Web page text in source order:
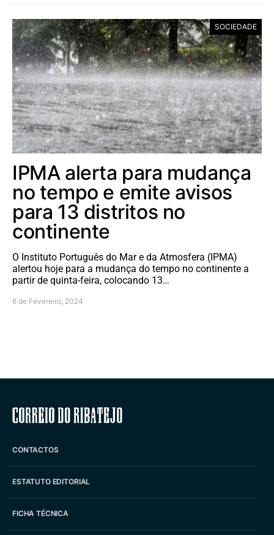
SOCIEDADE
IPMA alerta para mudança
no tempo e emite avisos
para 13 distritos no
continente
O Instituto Português do Mar e da Atmosfera (IPMA)
alertou hoje para a mudança do tempo no continente a
partir de quinta-feira, colocando 13…
6 de Fevereiro, 2024
Correio do Ribatejo
CONTACTOS
ESTATUTO EDITORIAL
FICHA TÉCNICA